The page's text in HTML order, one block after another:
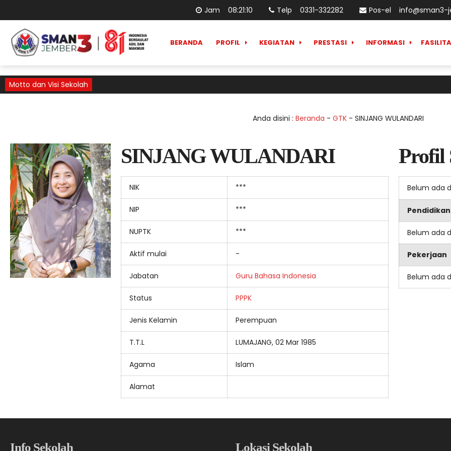
Jam 08:21:11 Telp 0331-332282 Pos-el info@sman3-
BERANDA PROFIL KEGIATAN PRESTASI INFORMASI
Motto dan Visi Sekolah
Anda disini : Beranda - GTK - SINJANG WULANDARI
SINJANG WULANDARI
NIK ***
NIP ***
NUPTK ***
Aktif mulai -
Jabatan Guru Bahasa Indonesia
Status PPPK
Jenis Kelamin Perempuan
T.T.L LUMAJANG, 02 Mar 1985
Agama Islam
Alamat
Profil
Belum ada
Pendidikan
Belum ada
Pekerjaan
Belum ada
Info Sekolah
Lokasi Sekolah